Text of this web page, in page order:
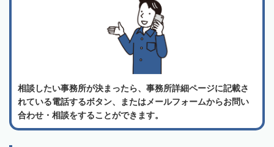
相談したい事務所が決まったら、事務所詳細ページに記載さ
れている電話するボタン、またはメールフォームからお問い
合わせ・相談をすることができます。